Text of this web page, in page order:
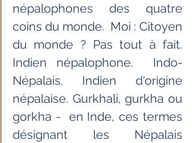
népalophones des quatre
coins du monde.  Moi : Citoyen
du monde ? Pas tout à fait.
Indien népalophone.  Indo-
Népalais. Indien d'origine
népalaise. Gurkhali, gurkha ou
gorkha -  en Inde, ces termes
désignant les Népalais